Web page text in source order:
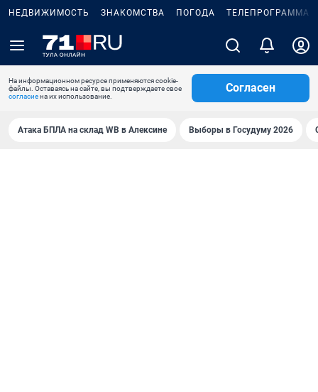
НЕДВИЖИМОСТЬ ЗНАКОМСТВА ПОГОДА ТЕЛЕПРОГРАММА
На информационном ресурсе применяются cookie-
файлы. Оставаясь на сайте, вы подтверждаете свое
согласиена их использование.
Согласен
Атака БПЛА на склад WB в Алексине Выборы в Госудуму 2026